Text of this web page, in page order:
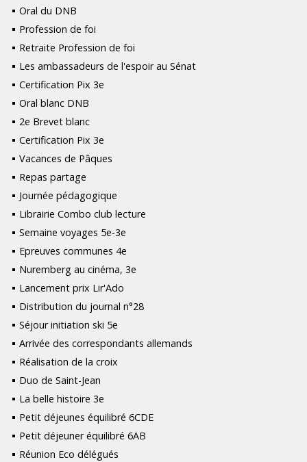
Oral du DNB
Profession de foi
Retraite Profession de foi
Les ambassadeurs de l'espoir au Sénat
Certification Pix 3e
Oral blanc DNB
2e Brevet blanc
Certification Pix 3e
Vacances de Pâques
Repas partage
Journée pédagogique
Librairie Combo club lecture
Semaine voyages 5e-3e
Epreuves communes 4e
Nuremberg au cinéma, 3e
Lancement prix Lir'Ado
Distribution du journal n°28
Séjour initiation ski 5e
Arrivée des correspondants allemands
Réalisation de la croix
Duo de Saint-Jean
La belle histoire 3e
Petit déjeunes équilibré 6CDE
Petit déjeuner équilibré 6AB
Réunion Eco délégués